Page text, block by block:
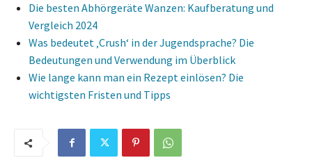
Die besten Abhörgeräte Wanzen: Kaufberatung und
Vergleich 2024
Was bedeutet ‚Crush‘ in der Jugendsprache? Die
Bedeutungen und Verwendung im Überblick
Wie lange kann man ein Rezept einlösen? Die
wichtigsten Fristen und Tipps